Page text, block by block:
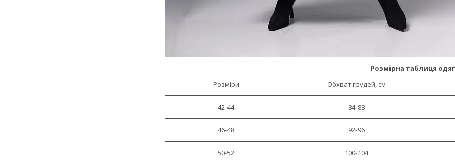
Розмірна таблиця
Розміри
Обхват грудей, см
42-44 84-88
46-48 92-96
50-52 100-104